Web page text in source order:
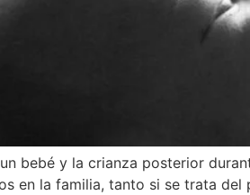
bebé y la crianza posterior
en la familia, tanto si se trata